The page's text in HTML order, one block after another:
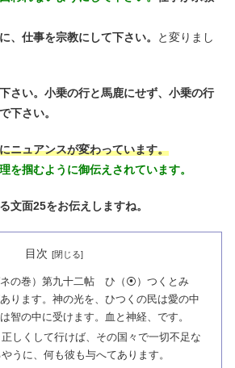
、仕事を宗教にして下さい。
と変りまし
さい。小乗の行と馬鹿にせず、小乗の行
下さい。
ニュアンスが変わっています。
を掴むように御伝えされています。
文面25をお伝えしますね。
目次
ネの巻）第九十二帖 ひ（⦿）つくとみ
ります。神の光を、ひつくの民は愛の中
智の中に受けます。血と神経、です。
しくして行けば、その国々で一切不足な
うに、何も彼も与へてあります。